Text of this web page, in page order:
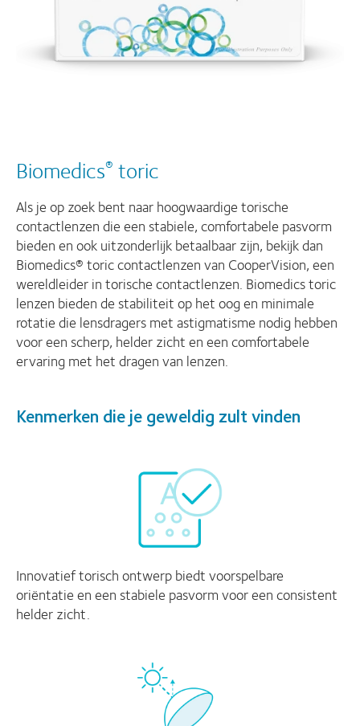
Biomedics® toric
Als je op zoek bent naar hoogwaardige torische
contactlenzen die een stabiele, comfortabele pasvorm
bieden en ook uitzonderlijk betaalbaar zijn, bekijk dan
Biomedics® toric contactlenzen van CooperVision, een
wereldleider in torische contactlenzen. Biomedics toric
lenzen bieden de stabiliteit op het oog en minimale
rotatie die lensdragers met astigmatisme nodig hebben
voor een scherp, helder zicht en een comfortabele
ervaring met het dragen van lenzen.
Kenmerken die je geweldig zult vinden
Innovatief torisch ontwerp biedt voorspelbare
oriëntatie en een stabiele pasvorm voor een consistent
helder zicht.